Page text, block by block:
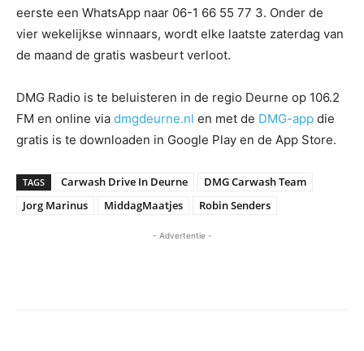
eerste een WhatsApp naar 06-1 66 55 77 3. Onder de
vier wekelijkse winnaars, wordt elke laatste zaterdag van
de maand de gratis wasbeurt verloot.
DMG Radio is te beluisteren in de regio Deurne op 106.2
FM en online via dmgdeurne.nl en met de DMG-app die
gratis is te downloaden in Google Play en de App Store.
TAGS Carwash Drive In Deurne
DMG Carwash Team
Jorg Marinus
MiddagMaatjes Robin Senders
- Advertentie -